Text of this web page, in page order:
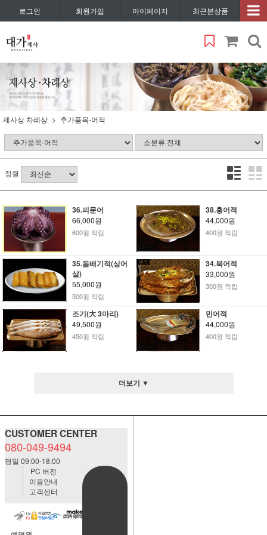
로그인 회원가입 마이페이지 최근본상품
제사상 차례상 추가품목-어적
정렬
36.피문어
66,000원
600원 적립
38.홍어적
44,000원
400원 적립
35.돔배기적(상어
살)
55,000원
500원 적립
34.북어적
33,000원
300원 적립
조기(大 3마리)
49,500원
450원 적립
민어적
44,000원
400원 적립
더보기 ▼
CUSTOMER CENTER
080-049-9494
평일 09:00-18:00
PC 버전
이용안내
고객센터